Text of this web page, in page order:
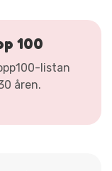
100
listan
åren.